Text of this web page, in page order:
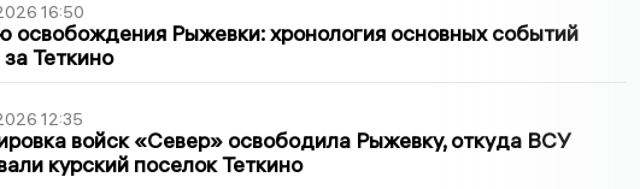
16:50
освобождения Рыжевки: хронология основных событий
Теткино
12:35
войск «Север» освободила Рыжевку, откуда ВСУ
курский поселок Теткино